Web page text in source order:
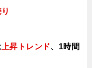
上昇トレンド、1時間